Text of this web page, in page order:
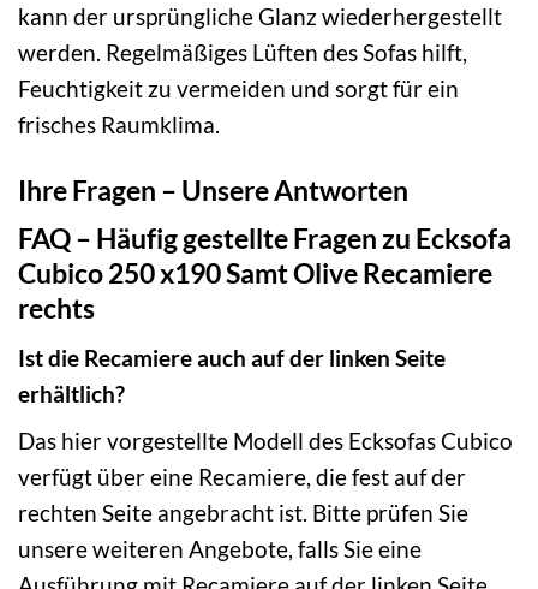
kann der ursprüngliche Glanz wiederhergestellt
werden. Regelmäßiges Lüften des Sofas hilft,
Feuchtigkeit zu vermeiden und sorgt für ein
frisches Raumklima.
Ihre Fragen – Unsere Antworten
FAQ – Häufig gestellte Fragen zu Ecksofa
Cubico 250 x190 Samt Olive Recamiere
rechts
Ist die Recamiere auch auf der linken Seite
erhältlich?
Das hier vorgestellte Modell des Ecksofas Cubico
verfügt über eine Recamiere, die fest auf der
rechten Seite angebracht ist. Bitte prüfen Sie
unsere weiteren Angebote, falls Sie eine